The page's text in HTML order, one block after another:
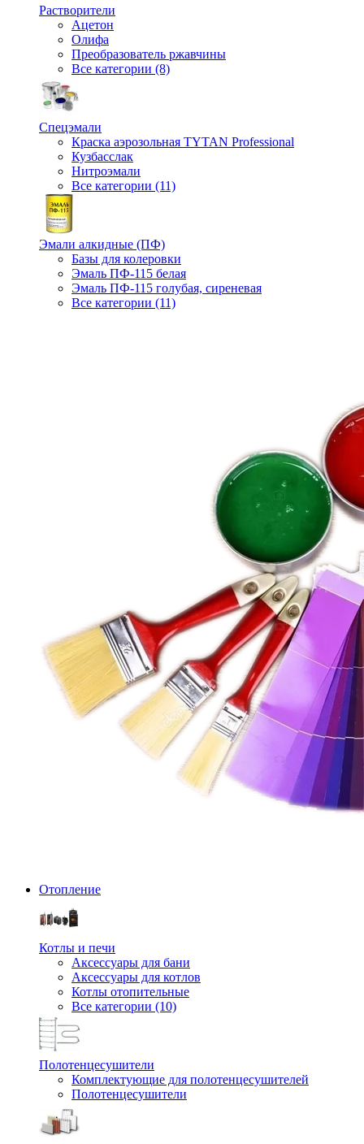
Растворители
Ацетон
Олифа
Преобразователь ржавчины
Все категории (8)
Спецэмали
Краска аэрозольная TYTAN Professional
Кузбасслак
Нитроэмали
Все категории (11)
Эмали алкидные (ПФ)
Базы для колеровки
Эмаль ПФ-115 белая
Эмаль ПФ-115 голубая, сиреневая
Все категории (11)
Отопление
Котлы и печи
Аксессуары для бани
Аксессуары для котлов
Котлы отопительные
Все категории (10)
Полотенцесушители
Комплектующие для полотенцесушителей
Полотенцесушители